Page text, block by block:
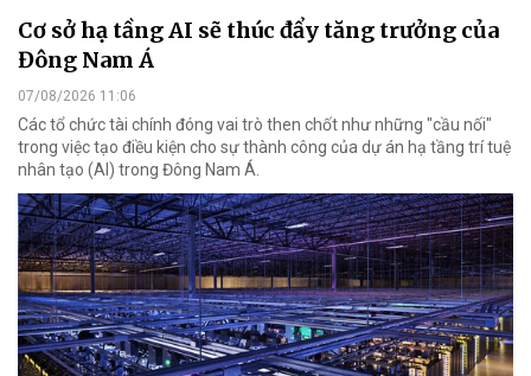
Cơ sở hạ tầng AI sẽ thúc đẩy tăng trưởng của
Đông Nam Á
07/08/2026 11:06
Các tổ chức tài chính đóng vai trò then chốt như những "cầu nối"
trong việc tạo điều kiện cho sự thành công của dự án hạ tầng trí tuệ
nhân tạo (AI) trong Đông Nam Á.